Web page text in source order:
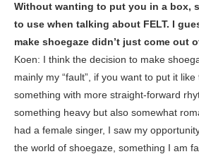
Without wanting to put you in a box,
to use when talking about FELT. I
make shoegaze didn’t just come out
Koen: I think the decision to make
mainly my “fault”, if you want to put it
something with more straight-forward
something heavy but also somewhat
had a female singer, I saw my
the world of shoegaze, something I am